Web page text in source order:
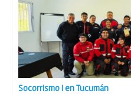
Socorrismo I en Tucumán